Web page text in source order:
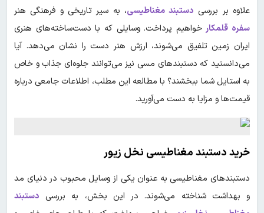
علاوه بر بررسی دستبند مغناطیسی، به سیر تاریخی و فرهنگی هنر
سفره قلمکارخواهیم پرداخت. وسایلی که با دست‌ساخته‌های هنری
ایران زمین تلفیق می‌شوند، ارزش هنر دست را نشان می‌دهد. آیا
می‌دانستید که دستبندهای مسی نیز می‌توانند جلوه‌ای جذاب و خاص
به استایل شما ببخشند؟ با مطالعه این مطلب، اطلاعات جامعی درباره
قیمت‌ها و مزایا به دست می‌آورید.
خرید دستبند مغناطیسی نخل زیور
دستبندهای مغناطیسی به عنوان یکی از وسایل محبوب در دنیای مد
و بهداشت شناخته می‌شوند. در این بخش، به بررسی دستبند